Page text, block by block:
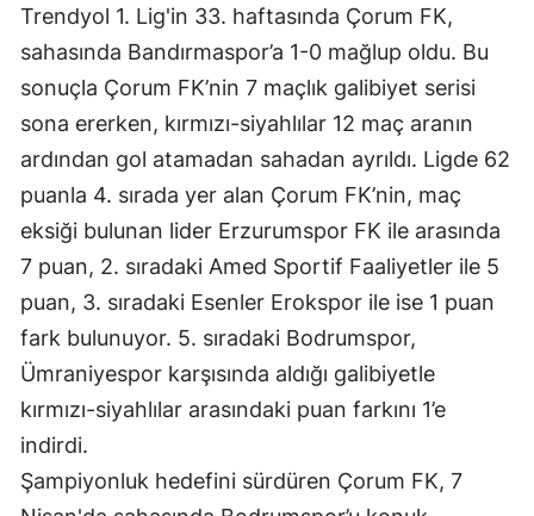
Diyarbakır
Edirne
Elazığ
Erzincan
Erzurum
Eskişehir
Gaziantep
Giresun
Gümüşhane
Hatay
Trendyol 1. Lig'in 33. haftasında Çorum FK,
sahasında Bandırmaspor’a 1-0 mağlup oldu. Bu
sonuçla Çorum FK’nin 7 maçlık galibiyet serisi
sona ererken, kırmızı-siyahlılar 12 maç aranın
ardından gol atamadan sahadan ayrıldı. Ligde 62
puanla 4. sırada yer alan Çorum FK’nin, maç
eksiği bulunan lider Erzurumspor FK ile arasında
7 puan, 2. sıradaki Amed Sportif Faaliyetler ile 5
puan, 3. sıradaki Esenler Erokspor ile ise 1 puan
fark bulunuyor. 5. sıradaki Bodrumspor,
Ümraniyespor karşısında aldığı galibiyetle
kırmızı-siyahlılar arasındaki puan farkını 1’e
indirdi.
Şampiyonluk hedefini sürdüren Çorum FK, 7